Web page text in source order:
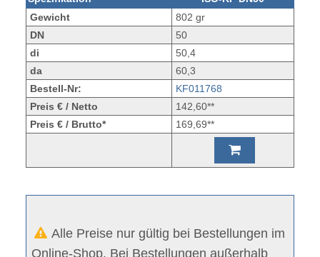
Gewicht
802 gr
DN
50
di
50,4
da
60,3
Bestell-Nr:
KF011768
Preis € / Netto
142,60**
Preis € / Brutto*
169,69**
Alle Preise nur gültig bei Bestellungen im
Online-Shop. Bei Bestellungen außerhalb